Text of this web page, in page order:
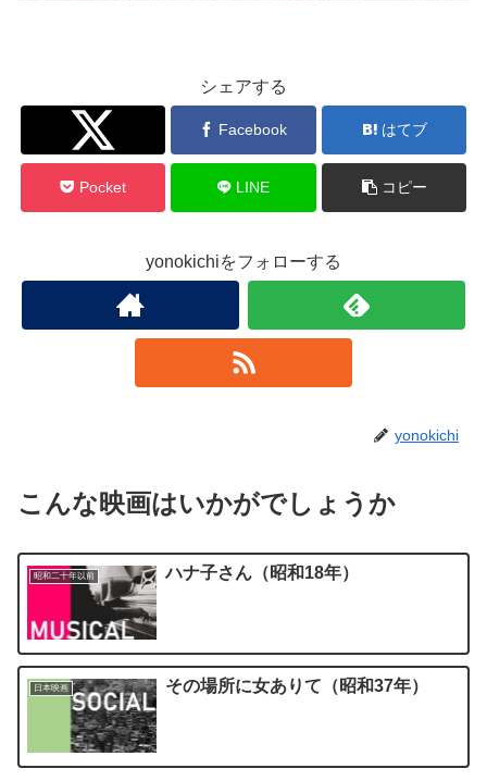
シェアする
Twitter Facebook はてブ
Pocket LINE コピー
yonokichiをフォローする
yonokichi
こんな映画はいかがでしょうか
昭和二十年以前 ハナ子さん（昭和18年）
日本映画 その場所に女ありて（昭和37年）